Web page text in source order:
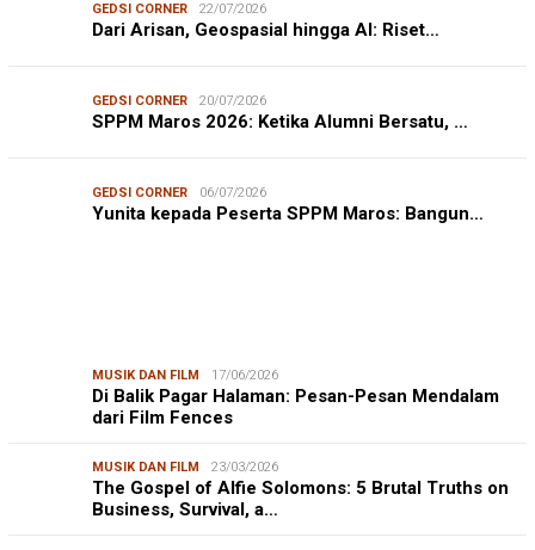
GEDSI CORNER 22/07/2026
Dari Arisan, Geospasial hingga AI: Riset…
GEDSI CORNER 20/07/2026
SPPM Maros 2026: Ketika Alumni Bersatu, …
GEDSI CORNER 06/07/2026
Yunita kepada Peserta SPPM Maros: Bangun…
MUSIK DAN FILM 17/06/2026
Di Balik Pagar Halaman: Pesan-Pesan Mendalam
dari Film Fences
MUSIK DAN FILM 23/03/2026
The Gospel of Alfie Solomons: 5 Brutal Truths on
Business, Survival, a…